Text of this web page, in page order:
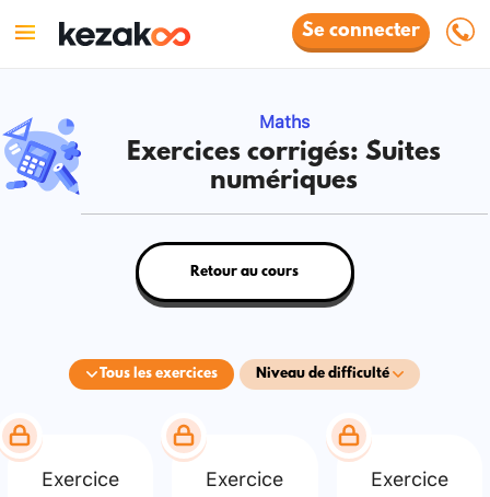
Se connecter
Maths
Exercices corrigés: Suites
numériques
Tous les exercices Niveau de difficulté
Retour au cours
Exercice Exercice Exercice